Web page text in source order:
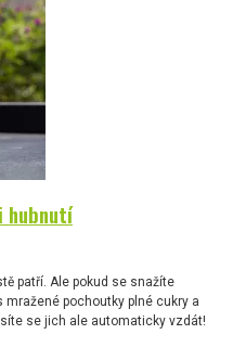
hubnutí
patří. Ale pokud se snažíte
pochoutky plné cukry a
se jich ale automaticky vzdát!